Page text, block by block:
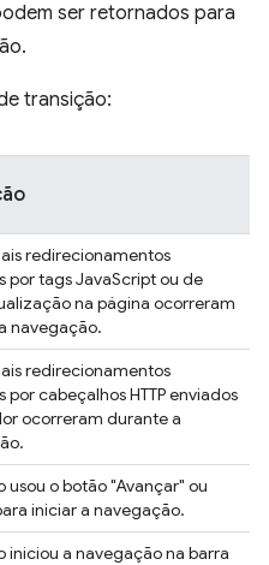
ser retornados para
transição:
redirecionamentos
por tags JavaScript ou de
na página ocorreram
navegação.
redirecionamentos
por cabeçalhos HTTP enviados
ocorreram durante a
usou o botão "Avançar" ou
iniciar a navegação.
iniciou a navegação na barra